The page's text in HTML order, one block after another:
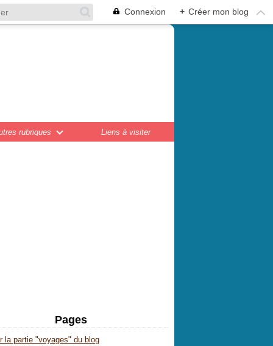
Connexion + Créer mon blog
rubriques Liens à visiter
Pages
la partie "voyages" du blog